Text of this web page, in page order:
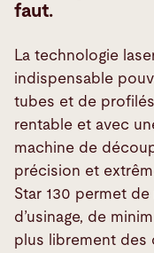
faut.
La technologie
indispensable
tubes et de
rentable et avec
machine de
précision et
Star 130 permet
d’usinage, de
plus librement des